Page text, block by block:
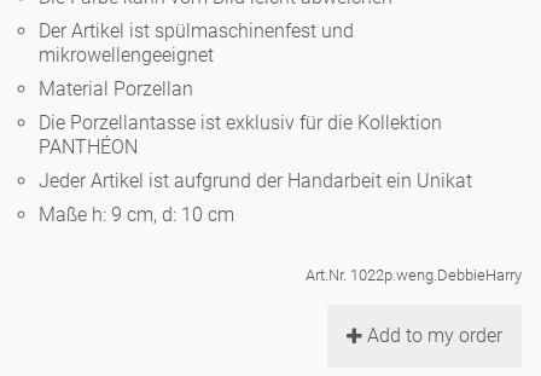
Porzellan
Ozean
klassische Musiker
zeitgenössische Musiker
Espressotassen 'Glam'
Runde Teller - weiß
Ovale Teller - weiß
Runde Teller 'de Luxe'
Tiefe Teller - weiß
Ovale Teller 'de Luxe'
Noël
Teekanne
Vasen 'de Luxe'
Fressnapf
Goldener Käfig
Korb 'de Luxe'
Schalen 'de Luxe'
Hände und Füße
Bad
Schnickschnack
Räucherstäbchenhalter
Unpraktisch
Spielen
Dies & Das
Buchstaben
Schachspiel Alice
Porzellanfiguren
Alices Schachspiel 'de Luxe'
Berliner Duft
Der Artikel ist spülmaschinenfest und
mikrowellengeeignet
Material Porzellan
Die Porzellantasse ist exklusiv für die Kollektion
PANTHÉON
Jeder Artikel ist aufgrund der Handarbeit ein Unikat
Maße h: 9 cm, d: 10 cm
Art.Nr. 1022p.weng.DebbieHarry
Add to my order